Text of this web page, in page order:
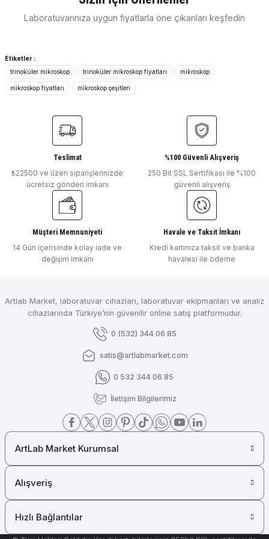
Ürün resmi kalitesiz, bozuk veya görüntülenemiyor.
Ürün bilgilerinde hatalar bulunuyor.
Ürün fiyatı diğer sitelerden daha pahalı.
Bu ürüne benzer farklı alternatifler olmalı.
Gönder
Laboratuvarınıza uygun fiyatlarla öne çıkanları keşfedin
MİKROSKOP - STEREO
Levenhuk MED D45T Dijital Trinoküler Mikroskop - 74010
Tükendi
LEVENHUK 400M Monoküler Mikroskop - 75419
Tükendi
LEVENHUK 320 BASE Biyolojik Monoküler Mikroskop - 73811
LEVENHUK ZOOM 1T Trinoküler Mikroskop - 76057
Tükendi
Etiketler :
trinoküler mikroskop
trinoküler mikroskop fiyatları mikroskop
mikroskop fiyatları mikroskop çeşitleri
Teslimat
₺22500 ve üzeri siparişlerinizde
ücretsiz gönderi imkanı
%100 Güvenli Alışveriş
250 Bit SSL Sertifikası ile %100
güvenli alışveriş
Müşteri Memnuniyeti
14 Gün içerisinde kolay iade ve
değişim imkanı
Havale ve Taksit İmkanı
Kredi kartınıza taksit ve banka
havalesi ile ödeme
Artlab Market, laboratuvar cihazları, laboratuvar ekipmanları ve analiz
cihazlarında Türkiye’nin güvenilir online satış platformudur.
0 (532) 344 06 85
satis@artlabmarket.com
0 532 344 06 85
İletişim Bilgilerimiz
ArtLab Market Kurumsal
Alışveriş
Hızlı Bağlantılar